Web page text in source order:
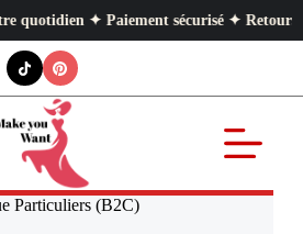
✦ Paiement sécurisé ✦ Retours
Particuliers (B2C)